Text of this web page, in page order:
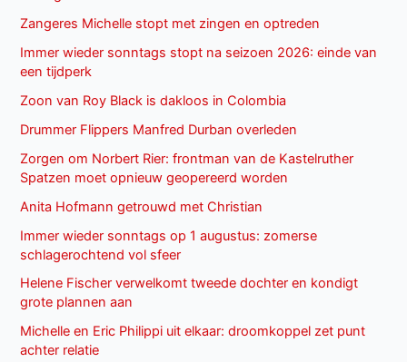
Zangeres Michelle stopt met zingen en optreden
Immer wieder sonntags stopt na seizoen 2026: einde van
een tijdperk
Zoon van Roy Black is dakloos in Colombia
Drummer Flippers Manfred Durban overleden
Zorgen om Norbert Rier: frontman van de Kastelruther
Spatzen moet opnieuw geopereerd worden
Anita Hofmann getrouwd met Christian
Immer wieder sonntags op 1 augustus: zomerse
schlagerochtend vol sfeer
Helene Fischer verwelkomt tweede dochter en kondigt
grote plannen aan
Michelle en Eric Philippi uit elkaar: droomkoppel zet punt
achter relatie